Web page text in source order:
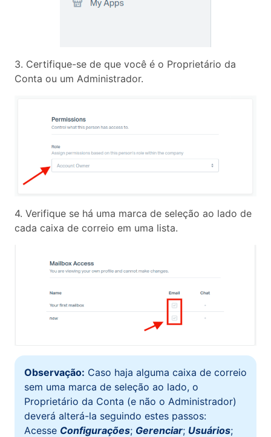
3. Certifique-se de que você é o Proprietário da
Conta ou um Administrador.
4. Verifique se há uma marca de seleção ao lado de
cada caixa de correio em uma lista.
Observação: Caso haja alguma caixa de correio
sem uma marca de seleção ao lado, o
Proprietário da Conta (e não o Administrador)
deverá alterá-la seguindo estes passos:
Acesse Configurações; Gerenciar; Usuários;